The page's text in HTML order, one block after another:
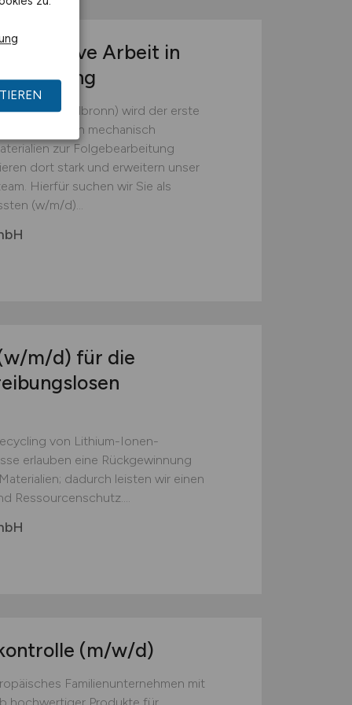
operative Arbeit in
Heilbronn) wird der erste
die Batterien mechanisch
zur Folgebearbeitung
dort stark und erweitern unser
Hierfür suchen wir Sie als
(w/m/d)...
m/d) für die
von Lithium-Ionen-
erlauben eine Rückgewinnung
dadurch leisten wir einen
Ressourcenschutz....
(m/w/d)
Familienunternehmen mit